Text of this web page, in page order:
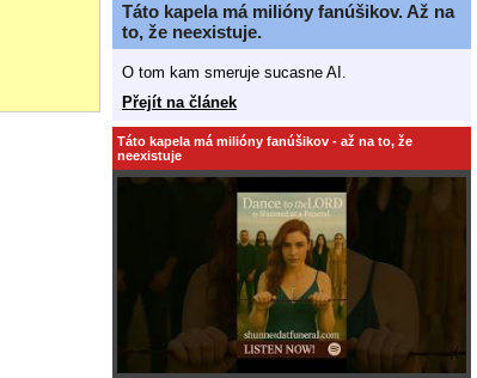
Táto kapela má milióny fanúšikov. Až na
to, že neexistuje.
O tom kam smeruje sucasne AI.
Přejít na článek
Táto kapela má milióny fanúšikov - až na to, že
neexistuje